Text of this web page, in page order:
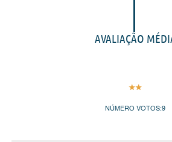
AVALIAÇÃO
NÚMERO VOTOS:9